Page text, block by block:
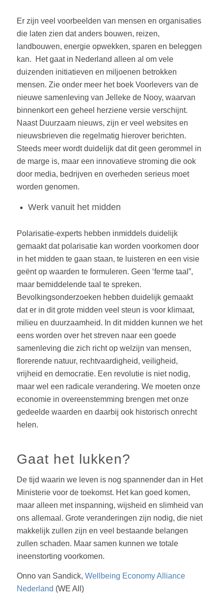
Er zijn veel voorbeelden van mensen en organisaties
die laten zien dat anders bouwen, reizen,
landbouwen, energie opwekken, sparen en beleggen
kan.
Het gaat in Nederland alleen al om vele
duizenden initiatieven en miljoenen betrokken
mensen. Zie onder meer het boek Voorlevers van de
nieuwe samenleving van Jelleke de Nooy, waarvan
binnenkort een geheel herziene versie verschijnt.
Naast Duurzaam nieuws, zijn er veel websites en
nieuwsbrieven die regelmatig hierover berichten.
Steeds meer wordt duidelijk dat dit geen gerommel in
de marge is, maar een innovatieve stroming die ook
door media, bedrijven en overheden serieus moet
worden genomen.
Werk vanuit het midden
Polarisatie-experts hebben inmiddels duidelijk
gemaakt dat polarisatie kan worden voorkomen door
in het midden te gaan staan, te luisteren en een visie
geënt op waarden te formuleren. Geen ‘ferme taal”,
maar bemiddelende taal te spreken.
Bevolkingsonderzoeken hebben duidelijk gemaakt
dat er in dit grote midden veel steun is voor klimaat,
milieu en duurzaamheid. In dit midden kunnen we het
eens worden over het streven naar een goede
samenleving die zich richt op welzijn van mensen,
florerende natuur, rechtvaardigheid, veiligheid,
vrijheid en democratie. Een revolutie is niet nodig,
maar wel een radicale verandering. We moeten onze
economie in overeenstemming brengen met onze
gedeelde waarden en daarbij ook historisch onrecht
helen.
Gaat het lukken?
De tijd waarin we leven is nog spannender dan in Het
Ministerie voor de toekomst. Het kan goed komen,
maar alleen met inspanning, wijsheid en slimheid van
ons allemaal. Grote veranderingen zijn nodig, die niet
makkelijk zullen zijn en veel bestaande belangen
zullen schaden. Maar samen kunnen we totale
ineenstorting voorkomen.
Onno van Sandick, Wellbeing Economy Alliance
Nederland (WE All)